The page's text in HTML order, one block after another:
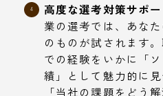
高度な選考対策サポ
業の選考では、あな
のものが試されます
での経験をいかに「
績」として魅力的に
「当社の課題をどう